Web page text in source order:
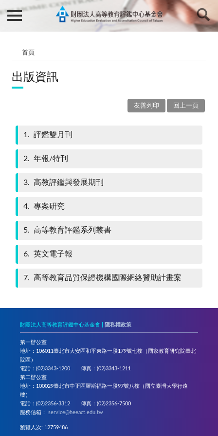
首頁
出版資訊
回上一頁
友善列印
1 評鑑雙月刊
2 年報/特刊
3 高教評鑑與發展期刊
4 專案研究
5 高等教育評鑑系列叢書
6 英文電子報
7 高等教育品質保證機構國際網絡贊助計畫案
財團法人高等教育評鑑中心基金會 | 隱私權政策
第一辦公室
地址：106011臺北市大安區和平東路一段179號七樓（國家教育研究院臺北
院區）
電話：(02)3343-1200 傳真：(02)3343-1211
第二辦公室
地址：100029臺北市中正區羅斯福路一段97號八樓（國立臺灣大學行遠
樓）
電話：(02)2356-3312 傳真：(02)2356-7500
服務信箱：service@heeact.edu.tw
瀏覽人次: 12759486